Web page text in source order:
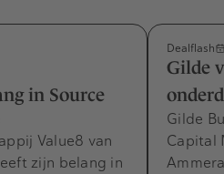
in Source
Value8 van
zijn belang in
Dealflash
Gilde
Gilde
Capital